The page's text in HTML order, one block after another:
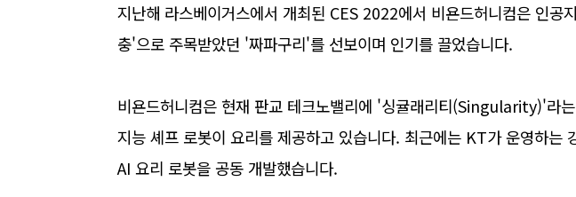
지난해 라스베이거스에서 개최된 CES 2022에서 비욘드허니컴은 인공
충'으로 주목받았던 '짜파구리'를 선보이며 인기를 끌었습니다.
비욘드허니컴은 현재 판교 테크노밸리에 '싱귤래리티(Singularity)'라
지능 셰프 로봇이 요리를 제공하고 있습니다. 최근에는 KT가 운영하는
AI 요리 로봇을 공동 개발했습니다.